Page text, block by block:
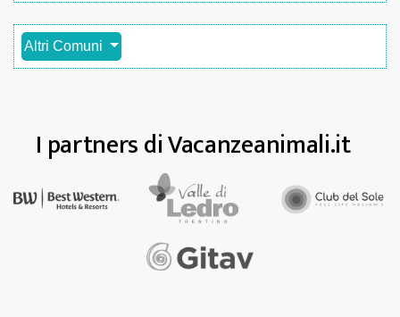
Altri Comuni
I partners di Vacanzeanimali.it